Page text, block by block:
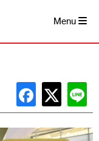
Menu